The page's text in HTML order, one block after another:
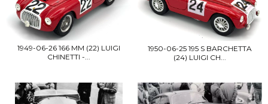
1949-06-26 166 MM (22) LUIGI
CHINETTI -...
1950-06-25 195 S BARCHETTA
(24) LUIGI CH...